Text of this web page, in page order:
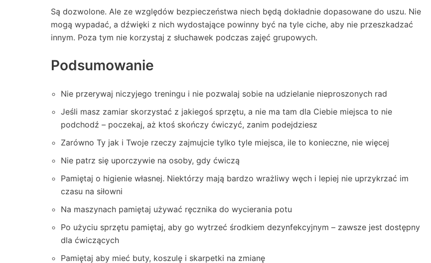
Są dozwolone. Ale ze względów bezpieczeństwa niech będą dokładnie dopasowane do uszu. Nie
mogą wypadać, a dźwięki z nich wydostające powinny być na tyle ciche, aby nie przeszkadzać
innym. Poza tym nie korzystaj z słuchawek podczas zajęć grupowych.
Podsumowanie
Nie przerywaj niczyjego treningu i nie pozwalaj sobie na udzielanie nieproszonych rad
Jeśli masz zamiar skorzystać z jakiegoś sprzętu, a nie ma tam dla Ciebie miejsca to nie
podchodź – poczekaj, aż ktoś skończy ćwiczyć, zanim podejdziesz
Zarówno Ty jak i Twoje rzeczy zajmujcie tylko tyle miejsca, ile to konieczne, nie więcej
Nie patrz się uporczywie na osoby, gdy ćwiczą
Pamiętaj o higienie własnej. Niektórzy mają bardzo wrażliwy węch i lepiej nie uprzykrzać im
czasu na siłowni
Na maszynach pamiętaj używać ręcznika do wycierania potu
Po użyciu sprzętu pamiętaj, aby go wytrzeć środkiem dezynfekcyjnym – zawsze jest dostępny
dla ćwiczących
Pamiętaj aby mieć buty, koszulę i skarpetki na zmianę